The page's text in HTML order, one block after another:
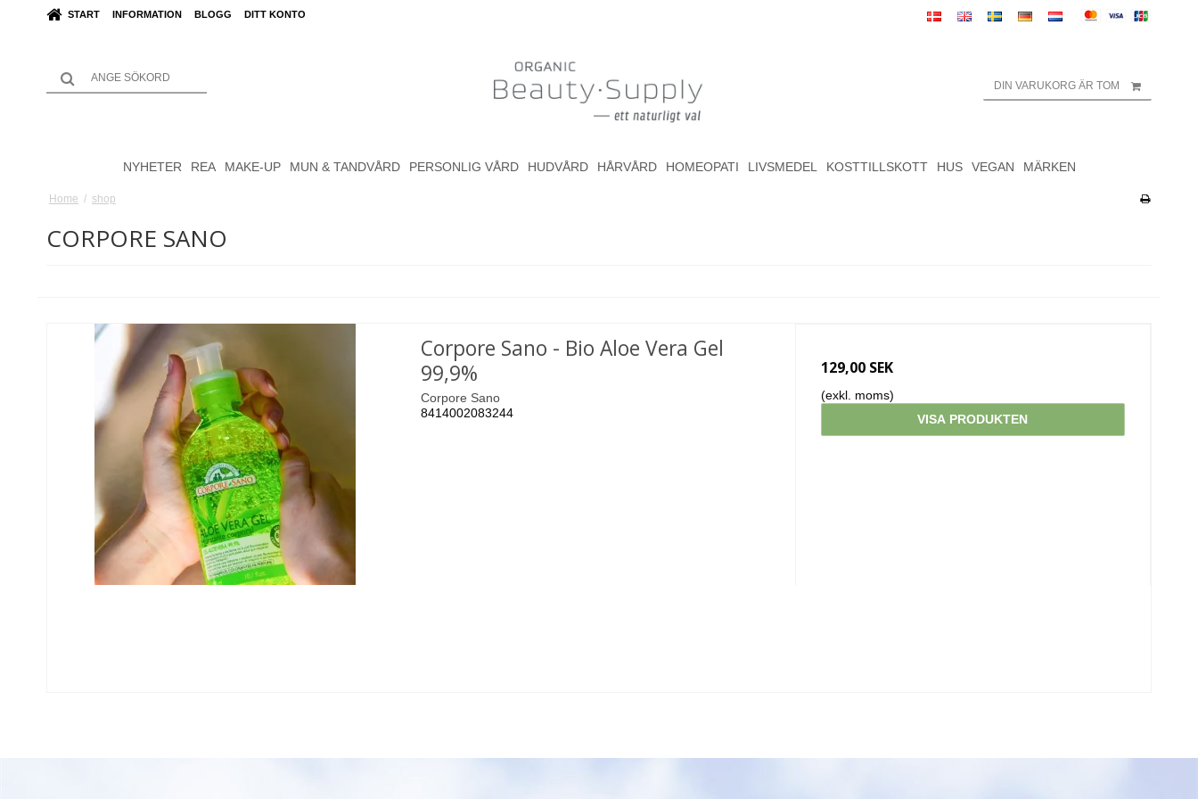
START INFORMATION BLOGG DITT KONTO
DIN VARUKORG ÄR TOM
NYHETER REA MAKE-UP MUN & TANDVÅRD PERSONLIG VÅRD HUDVÅRD HÅRVÅRD HOMEOPATI LIVSMEDEL KOSTTILLSKOTT HUS VEGAN MÄRKEN
Home / shop
CORPORE SANO
Corpore Sano - Bio Aloe Vera Gel
99,9%
Corpore Sano
8414002083244
129,00 SEK
(exkl. moms)
VISA PRODUKTEN